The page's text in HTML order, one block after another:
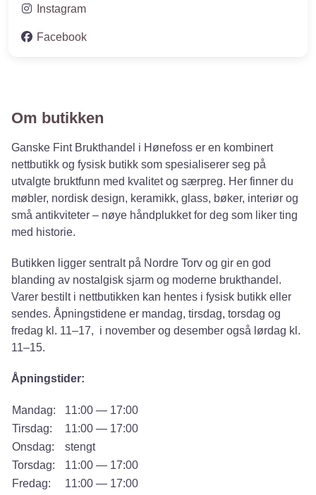
Instagram
Facebook
Om butikken
Ganske Fint Brukthandel i Hønefoss er en kombinert
nettbutikk og fysisk butikk som spesialiserer seg på
utvalgte bruktfunn med kvalitet og særpreg. Her finner du
møbler, nordisk design, keramikk, glass, bøker, interiør og
små antikviteter – nøye håndplukket for deg som liker ting
med historie.
Butikken ligger sentralt på Nordre Torv og gir en god
blanding av nostalgisk sjarm og moderne brukthandel.
Varer bestilt i nettbutikken kan hentes i fysisk butikk eller
sendes. Åpningstidene er mandag, tirsdag, torsdag og
fredag kl. 11–17, i november og desember også lørdag kl.
11–15.
Åpningstider:
Mandag:
11:00 — 17:00
Tirsdag:
11:00 — 17:00
Onsdag:
stengt
Torsdag:
11:00 — 17:00
Fredag:
11:00 — 17:00